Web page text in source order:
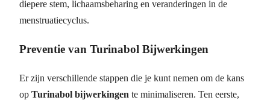
diepere stem, lichaamsbeharing en veranderingen in de
menstruatiecyclus.
Preventie van Turinabol Bijwerkingen
Er zijn verschillende stappen die je kunt nemen om de kans
op Turinabol bijwerkingen te minimaliseren. Ten eerste,